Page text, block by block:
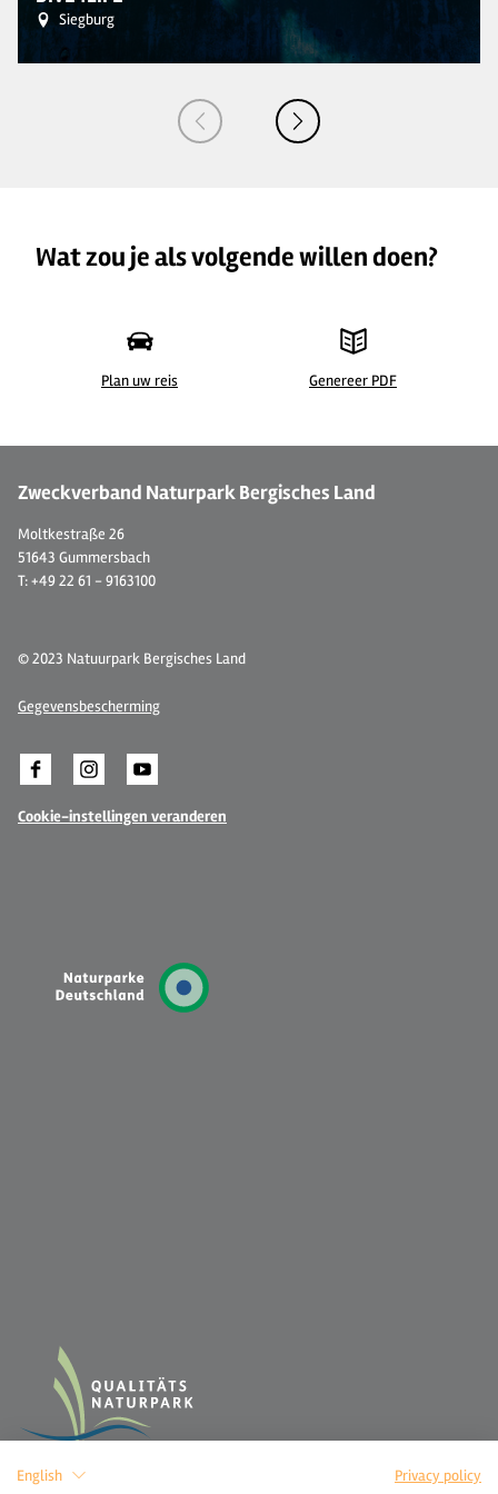
Siegburg
Wat zou je als volgende willen doen?
Plan uw reis Genereer PDF
Zweckverband Naturpark Bergisches Land
Moltkestraße 26
51643 Gummersbach
T: +49 22 61 - 9163100
© 2023 Natuurpark Bergisches Land
Gegevensbescherming
Cookie-instellingen veranderen
English
Privacy policy